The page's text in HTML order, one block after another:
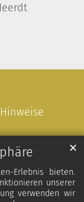
Erlebnis bieten.
unserer
verwenden wir
✕